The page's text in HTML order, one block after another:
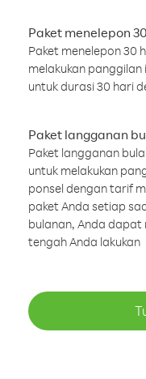
Paket menelepon
Paket menelepon 30
melakukan
untuk durasi 30 hari
Paket langganan
Paket langganan
untuk melakukan
ponsel dengan tarif
paket Anda setiap
bulanan, Anda
tengah Anda lakukan